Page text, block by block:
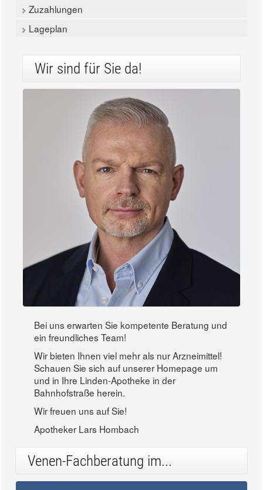
Zuzahlungen
Lageplan
Wir sind für Sie da!
Bei uns erwarten Sie kompetente Beratung und
ein freundliches Team!
Wir bieten Ihnen viel mehr als nur Arzneimittel!
Schauen Sie sich auf unserer Homepage um
und in Ihre Linden-Apotheke in der
Bahnhofstraße herein.
Wir freuen uns auf Sie!
Apotheker Lars Hombach
Venen-Fachberatung im...